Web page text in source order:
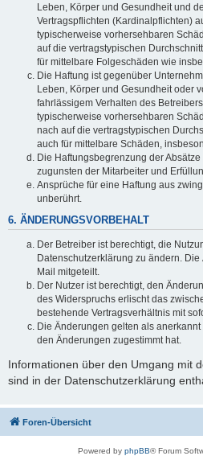
Leben, Körper und Gesundheit und
Vertragspflichten (Kardinalpflichten)
typischerweise vorhersehbaren
auf die vertragstypischen
für mittelbare Folgeschäden wie
Die Haftung ist gegenüber
Leben, Körper und Gesundheit oder
fahrlässigem Verhalten des
typischerweise vorhersehbaren
nach auf die vertragstypischen
auch für mittelbare Schäden,
Die Haftungsbegrenzung der
zugunsten der Mitarbeiter und
Ansprüche für eine Haftung aus
unberührt.
6. ÄNDERUNGSVORBEHALT
Der Betreiber ist berechtigt, die
Datenschutzerklärung zu ändern.
Mail mitgeteilt.
Der Nutzer ist berechtigt, den
des Widerspruchs erlischt das
bestehende Vertragsverhältnis mit
Die Änderungen gelten als
den Änderungen zugestimmt hat.
Informationen über den Umgang mit
sind in der Datenschutzerklärung
Foren-Übersicht
Powered by phpBB® Forum